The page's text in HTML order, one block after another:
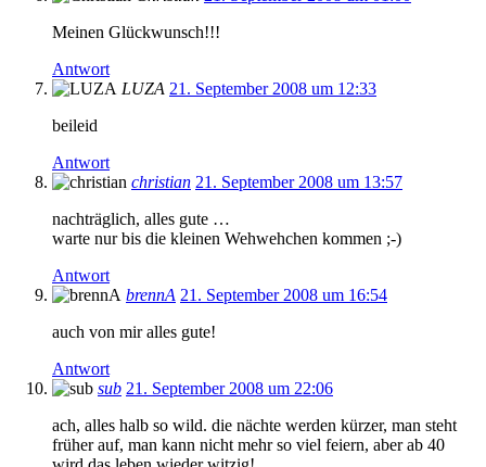
Meinen Glückwunsch!!!
Antwort
LUZA 21. September 2008 um 12:33
beileid
Antwort
christian 21. September 2008 um 13:57
nachträglich, alles gute …
warte nur bis die kleinen Wehwehchen kommen ;-)
Antwort
brennA 21. September 2008 um 16:54
auch von mir alles gute!
Antwort
sub 21. September 2008 um 22:06
ach, alles halb so wild. die nächte werden kürzer, man steht
früher auf, man kann nicht mehr so viel feiern, aber ab 40